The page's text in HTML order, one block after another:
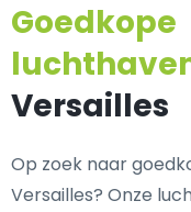
Goedkope
Versailles
Op zoek naar
Versailles? Onze